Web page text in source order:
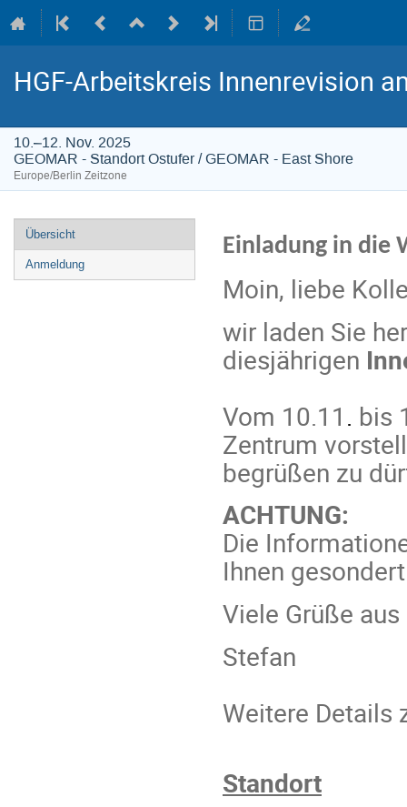
HGF-Arbeitskreis Innenrevision
10.–12. Nov. 2025
GEOMAR - Standort Ostufer / GEOMAR - East Shore
Europe/Berlin Zeitzone
Veranstaltungsmenü
Übersicht
Anmeldung
Einladung in die
Moin, liebe
wir laden Sie
diesjährigen
Vom 10.11 . bis
Zentrum
begrüßen zu
ACHTUNG:
Die
Ihnen
Viele Grüße
Stefan
Weitere Details
Standort